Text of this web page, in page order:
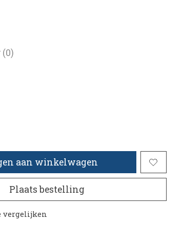
dit product is
(0)
aan winkelwagen
Plaats bestelling
vergelijken